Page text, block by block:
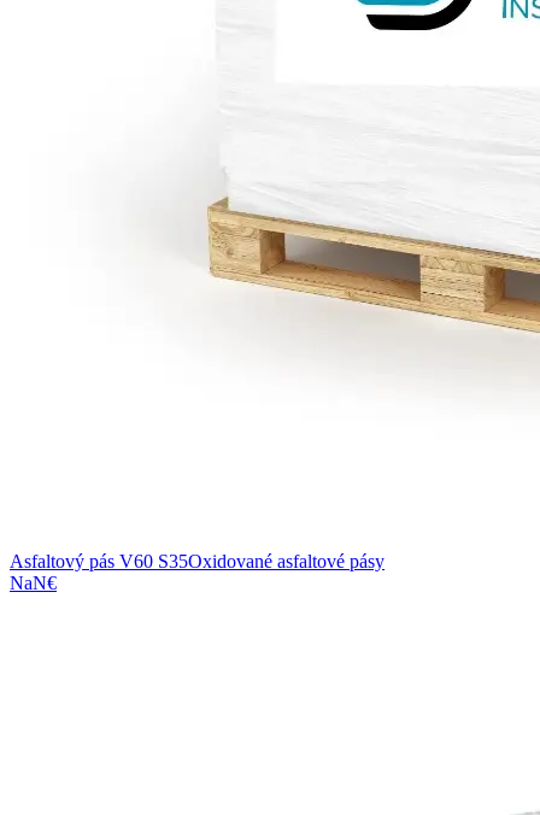
Asfaltový pás V60 S35Oxidované asfaltové pásy
NaN€